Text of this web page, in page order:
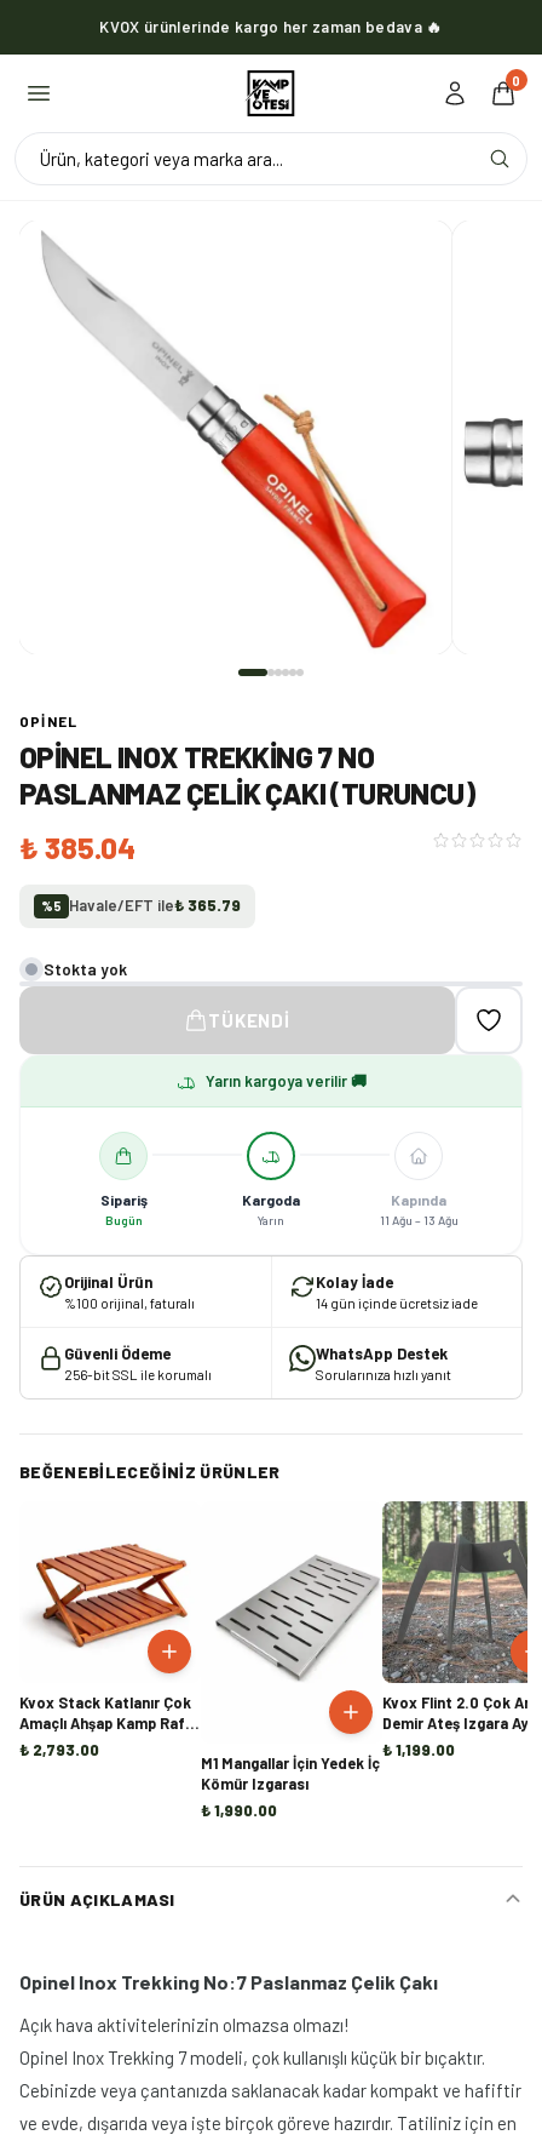
KVOX ürünlerinde kargo her zaman bedava 🔥
0
Ürün, kategori veya marka ara...
OPINEL
OPINEL INOX TREKKING 7 NO
PASLANMAZ ÇELIK ÇAKI (TURUNCU)
₺ 385.04
%5 Havale/EFT ile₺ 365.79
Stokta yok
TÜKENDI
Yarın kargoya verilir 🚚
Sipariş
Bugün
Kargoda
Yarın
Kapında
11 Ağu – 13 Ağu
Orijinal Ürün
%100 orijinal, faturalı
Kolay İade
14 gün içinde ücretsiz iade
Güvenli Ödeme
256-bit SSL ile korumalı
WhatsApp Destek
Sorularınıza hızlı yanıt
BEĞENEBILECEĞINIZ ÜRÜNLER
Kvox Stack Katlanır Çok
Amaçlı Ahşap Kamp Rafı -
Handmade
₺ 2,793.00
M1 Mangallar İçin Yedek İç
Kömür Izgarası
₺ 1,990.00
Kvox Flint 2.0 Çok
Demir Ateş Izgara
Mangal, Ocak ve
₺ 1,199.00
ÜRÜN AÇIKLAMASI
Opinel Inox Trekking No:7 Paslanmaz Çelik Çakı
Açık hava aktivitelerinizin olmazsa olmazı!
Opinel Inox Trekking 7 modeli, çok kullanışlı küçük bir bıçaktır.
Cebinizde veya çantanızda saklanacak kadar kompakt ve hafiftir
ve evde, dışarıda veya işte birçok göreve hazırdır. Tatiliniz için en